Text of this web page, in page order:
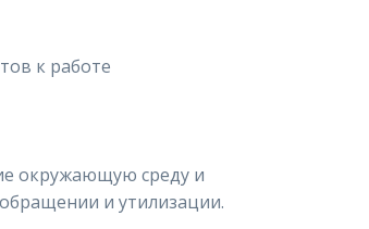
к работе
окружающую среду и
и утилизации.